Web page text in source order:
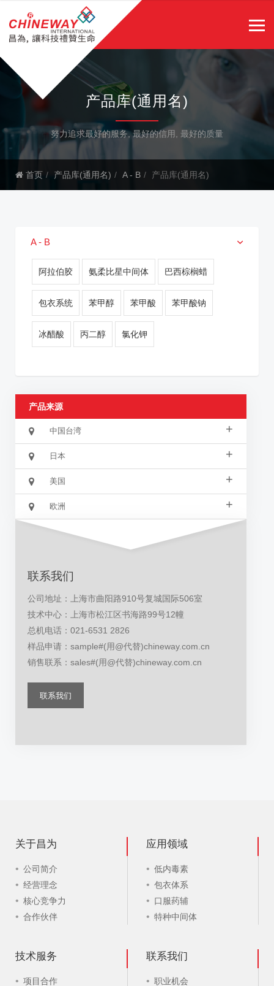
产品库(通用名)
努力追求最好的服务, 最好的信用, 最好的质量
首页 产品库(通用名) A - B 产品库(通用名)
A - B
阿拉伯胶 氨柔比星中间体 巴西棕榈蜡
包衣系统 苯甲醇 苯甲酸 苯甲酸钠
冰醋酸 丙二醇 氯化钾
产品来源
中国台湾 +
日本 +
美国 +
欧洲 +
联系我们
公司地址：上海市曲阳路910号复城国际506室
技术中心：上海市松江区书海路99号12幢
总机电话：021-6531 2826
样品申请：sample#(用@代替)chineway.com.cn
销售联系：sales#(用@代替)chineway.com.cn
联系我们
关于昌为
公司简介
经营理念
核心竞争力
合作伙伴
应用领域
低内毒素
包衣体系
口服药辅
特种中间体
技术服务
项目合作
联系我们
职业机会